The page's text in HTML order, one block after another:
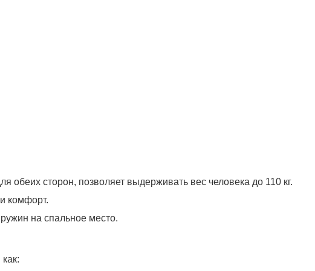
сторон, позволяет выдерживать вес человека до 110 кг.
комфорт.
на спальное место.